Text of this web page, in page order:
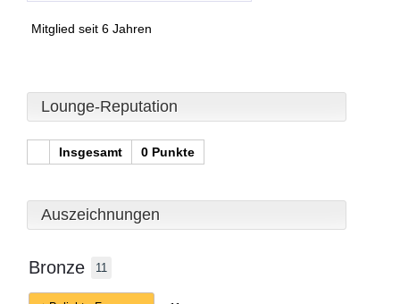
Mitglied seit 6 Jahren
Lounge-Reputation
Insgesamt 0 Punkte
Auszeichnungen
Bronze 11